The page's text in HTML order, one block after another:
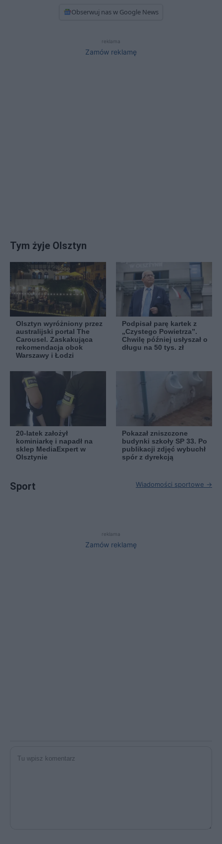
Obserwuj nas w Google News
reklama
Zamów reklamę
Tym żyje Olsztyn
Olsztyn wyróżniony przez
australijski portal The
Carousel. Zaskakująca
rekomendacja obok
Warszawy i Łodzi
Podpisał parę kartek z
„Czystego Powietrza”.
Chwilę później usłyszał o
długu na 50 tys. zł
20-latek założył
kominiarkę i napadł na
sklep MediaExpert w
Olsztynie
Pokazał zniszczone
budynki szkoły SP 33. Po
publikacji zdjęć wybuchł
spór z dyrekcją
Sport Wiadomości sportowe →
reklama
Zamów reklamę